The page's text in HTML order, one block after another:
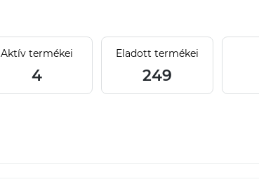
Aktív termékei
4
Eladott termékei
249